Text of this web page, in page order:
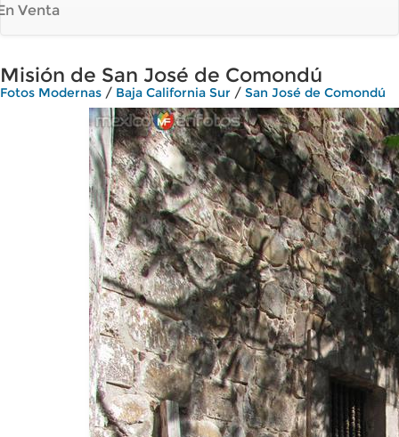
Venta
Misión de San José de Comondú
Fotos Modernas / Baja California Sur / San José de Comondú